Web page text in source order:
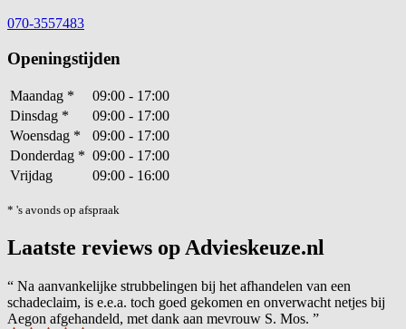
070-3557483
Openingstijden
Maandag *
09:00 - 17:00
Dinsdag *
09:00 - 17:00
Woensdag *
09:00 - 17:00
Donderdag * 09:00 - 17:00
Vrijdag
09:00 - 16:00
* 's avonds op afspraak
Laatste reviews op Advieskeuze.nl
“ Na aanvankelijke strubbelingen bij het afhandelen van een
schadeclaim, is e.e.a. toch goed gekomen en onverwacht netjes bij
Aegon afgehandeld, met dank aan mevrouw S. Mos. ”